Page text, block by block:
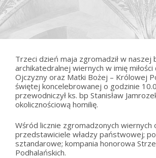
Trzeci dzień maja zgromadził w naszej
archikatedralnej wiernych w imię
Ojczyzny oraz Matki Bożej – Królowej
świętej koncelebrowanej o godzinie
przewodniczył ks. bp Stanisław
okolicznościową homilię.
Wśród licznie zgromadzonych wiernych
przedstawiciele władzy państwowej;
sztandarowe; kompania honorowa
Podhalańskich.